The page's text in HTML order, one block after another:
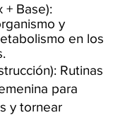
+ Base):
y
en los
Rutinas
para
y tornear